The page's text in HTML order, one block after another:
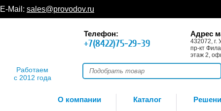
E-Mail: sales@provodov.ru
Работаем
с 2012 года
Телефон:
+7(8422)75-29-39
Адрес
432072, г.
пр-кт
этаж 2,
О компании Каталог